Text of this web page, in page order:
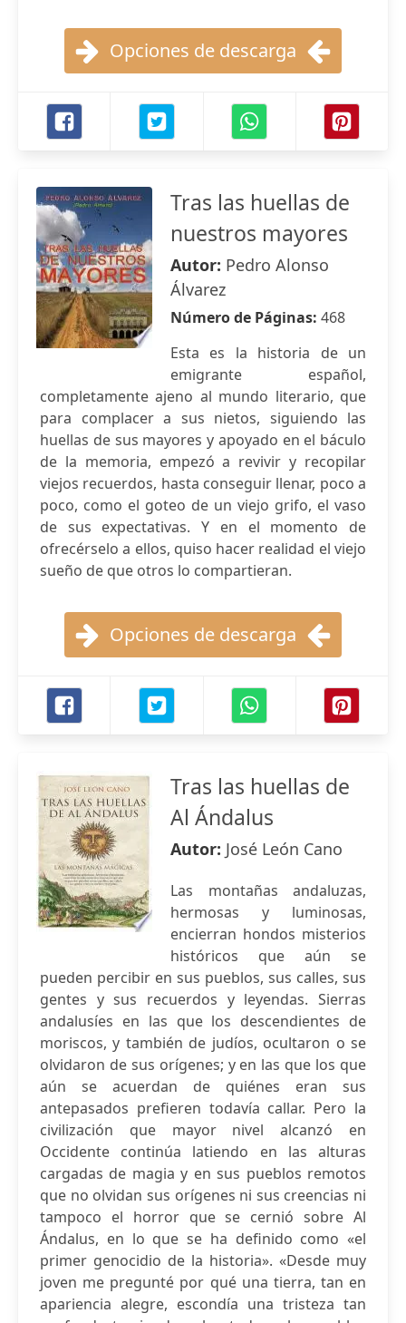
Opciones de descarga
Tras las huellas de
nuestros mayores
Autor: Pedro Alonso
Álvarez
Número de Páginas: 468
Esta es la historia de un
emigrante español,
completamente ajeno al mundo literario, que
para complacer a sus nietos, siguiendo las
huellas de sus mayores y apoyado en el báculo
de la memoria, empezó a revivir y recopilar
viejos recuerdos, hasta conseguir llenar, poco a
poco, como el goteo de un viejo grifo, el vaso
de sus expectativas. Y en el momento de
ofrecérselo a ellos, quiso hacer realidad el viejo
sueño de que otros lo compartieran.
Opciones de descarga
Tras las huellas de
Al Ándalus
Autor: José León Cano
Las montañas andaluzas,
hermosas y luminosas,
encierran hondos misterios
históricos que aún se
pueden percibir en sus pueblos, sus calles, sus
gentes y sus recuerdos y leyendas. Sierras
andalusíes en las que los descendientes de
moriscos, y también de judíos, ocultaron o se
olvidaron de sus orígenes; y en las que los que
aún se acuerdan de quiénes eran sus
antepasados prefieren todavía callar. Pero la
civilización que mayor nivel alcanzó en
Occidente continúa latiendo en las alturas
cargadas de magia y en sus pueblos remotos
que no olvidan sus orígenes ni sus creencias ni
tampoco el horror que se cernió sobre Al
Ándalus, en lo que se ha definido como «el
primer genocidio de la historia». «Desde muy
joven me pregunté por qué una tierra, tan en
apariencia alegre, escondía una tristeza tan